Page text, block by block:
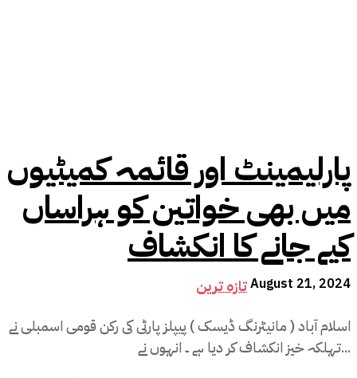
پارلیمینٹ اور قائمہ کمیٹیوں
میں بھی خواتین کو ہراساں
کیے جانے کا انکشاف
تازہ ترینAugust 21, 2024
اسلام آباد ( مانیٹرنگ ڈیسک ) پیپلز پارٹی کی رکن قومی اسمبلی نے
تہلکہ خیز انکشاف کر دیا ہے ۔ انہوں نے...